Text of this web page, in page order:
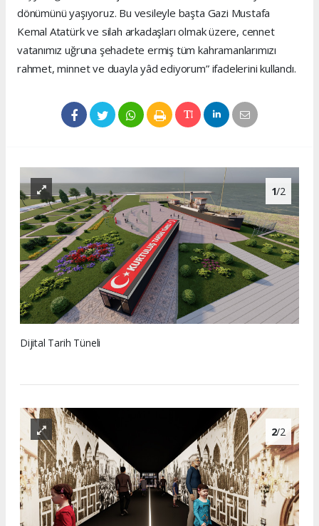
dönümünü yaşıyoruz. Bu vesileyle başta Gazi Mustafa
Kemal Atatürk ve silah arkadaşları olmak üzere, cennet
vatanımız uğruna şehadete ermiş tüm kahramanlarımızı
rahmet, minnet ve duayla yâd ediyorum” ifadelerini kullandı.
1/2
Dijital Tarih Tüneli
2/2